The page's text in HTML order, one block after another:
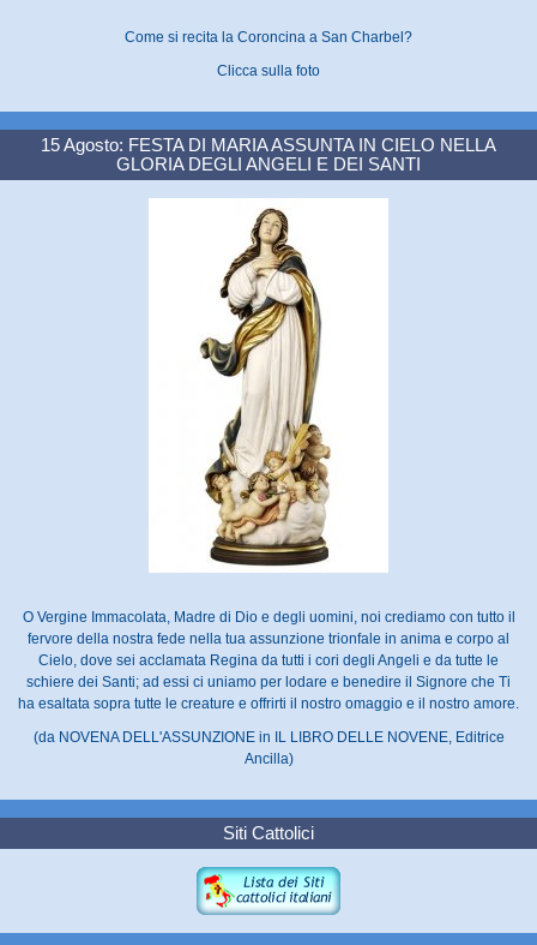
Come si recita la Coroncina a San Charbel?
Clicca sulla foto
15 Agosto: FESTA DI MARIA ASSUNTA IN CIELO NELLA
GLORIA DEGLI ANGELI E DEI SANTI
O Vergine Immacolata, Madre di Dio e degli uomini, noi crediamo con tutto il
fervore della nostra fede nella tua assunzione trionfale in anima e corpo al
Cielo, dove sei acclamata Regina da tutti i cori degli Angeli e da tutte le
schiere dei Santi; ad essi ci uniamo per lodare e benedire il Signore che Ti
ha esaltata sopra tutte le creature e offrirti il nostro omaggio e il nostro amore.
(da NOVENA DELL'ASSUNZIONE in IL LIBRO DELLE NOVENE, Editrice
Ancilla)
Siti Cattolici